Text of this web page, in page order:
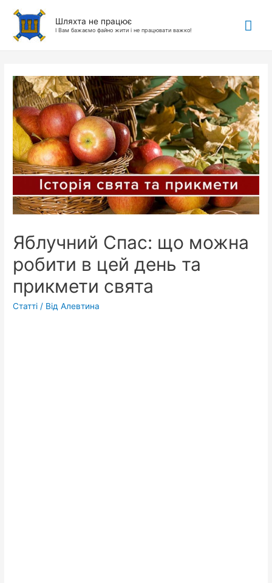
Шляхта не працює
І Вам бажаємо файно жити і не працювати важко!
Яблучний Спас: що можна
робити в цей день та
прикмети свята
Статті / ВідАлевтина